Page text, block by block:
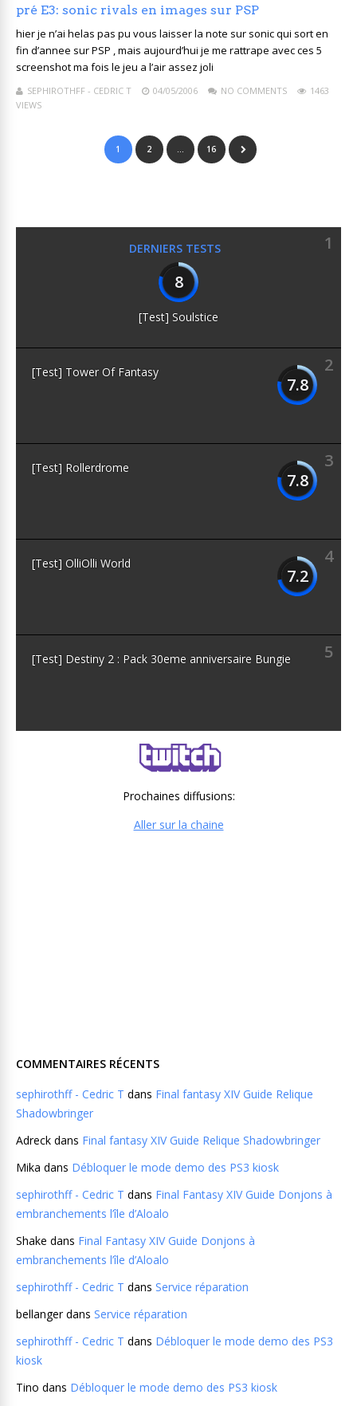
pré E3: sonic rivals en images sur PSP
hier je n’ai helas pas pu vous laisser la note sur sonic qui sort en
fin d’annee sur PSP , mais aujourd’hui je me rattrape avec ces 5
screenshot ma fois le jeu a l’air assez joli
SEPHIROTHFF - CEDRIC T 04/05/2006 NO COMMENTS
1463
VIEWS
1 2 … 16
DERNIERS TESTS
1
8
[Test] Soulstice
2
7.8
[Test] Tower Of Fantasy
3
7.8
[Test] Rollerdrome
4
7.2
[Test] OlliOlli World
5
[Test] Destiny 2 : Pack 30eme anniversaire Bungie
Prochaines diffusions:
Aller sur la chaine
COMMENTAIRES RÉCENTS
sephirothff - Cedric T dans Final fantasy XIV Guide Relique
Shadowbringer
Adreck dans Final fantasy XIV Guide Relique Shadowbringer
Mika dans Débloquer le mode demo des PS3 kiosk
sephirothff - Cedric T dans Final Fantasy XIV Guide Donjons à
embranchements l’île d’Aloalo
Shake dans Final Fantasy XIV Guide Donjons à
embranchements l’île d’Aloalo
sephirothff - Cedric T dans Service réparation
bellangerdans Service réparation
sephirothff - Cedric T dans Débloquer le mode demo des PS3
kiosk
Tino dans Débloquer le mode demo des PS3 kiosk